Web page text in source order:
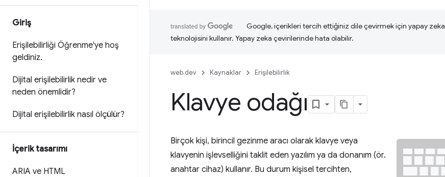
Giriş
Erişilebilirliği Öğrenme'ye hoş
geldiniz.
Dijital erişilebilirlik nedir ve
neden önemlidir?
Dijital erişilebilirlik nasıl ölçülür?
İçerik tasarımı
ARIA ve HTML
Google, içerikleri tercih ettiğiniz dile çevirmek için yapay zeka
teknolojisini kullanır. Yapay zeka çevirilerinde hata olabilir.
web.dev Kaynaklar Erişilebilirlik
Klavye odağı
Birçok kişi, birincil gezinme aracı olarak klavye veya
klavyenin işlevselliğini taklit eden yazılım ya da donanım (ör.
anahtar cihaz) kullanır. Bu durum kişisel tercihten,